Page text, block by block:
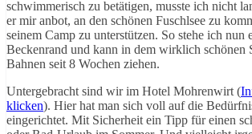
schwimmerisch zu betätigen, musste ich nicht
er mir anbot, an den schönen Fuschlsee zu
seinem Camp zu unterstützen. So stehe ich nun
Beckenrand und kann in dem wirklich schönen
Bahnen seit 8 Wochen ziehen.
Untergebracht sind wir im Hotel Mohrenwirt (
klicken). Hier hat man sich voll auf die
eingerichtet. Mit Sicherheit ein Tipp für einen